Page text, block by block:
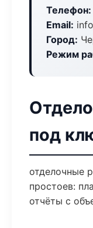
Телефон:
Email:
Город:
Режим
под
отделочные
простоев:
отчёты с